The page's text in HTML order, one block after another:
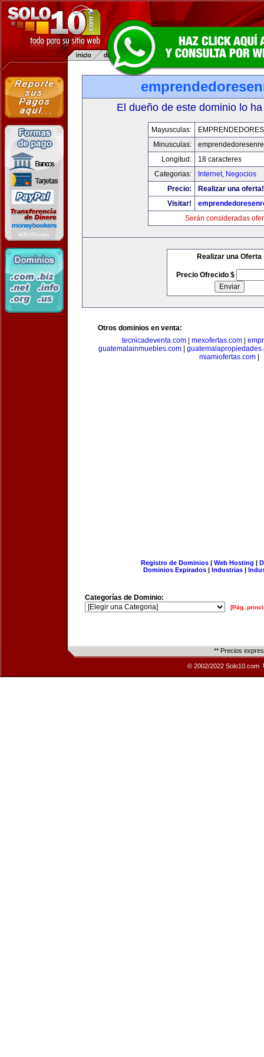
El dueño de este dominio lo
Mayusculas:
Minusculas:
Longitud:
18 caracteres
Categorias:
Internet, Negocios
Precio:
Realizar una oferta!
Visitar!
Serán consideradas
Realizar una Oferta
Precio Ofrecido $
Otros dominios en venta:
tecnicadeventa.com
mexofertas.com
guatemalainmuebles.com
miamiofertas.com
Registro de Dominios| Web Hosting |
Dominios Expirados | Industrias |
Categorías de Dominio:
[Pág.
** Precios
© 2002/2022 Solo10.com